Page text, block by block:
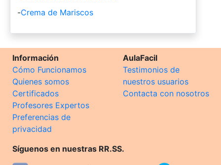
-Crema de Mariscos
Información
Cómo Funcionamos
Quienes somos
Certificados
Profesores Expertos
Preferencias de
privacidad
AulaFacil
Testimonios de
nuestros usuarios
Contacta con nosotros
Síguenos en nuestras RR.SS.